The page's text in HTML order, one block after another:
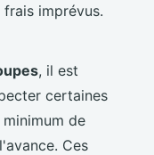
imprévus.
, il est
certaines
de
Ces